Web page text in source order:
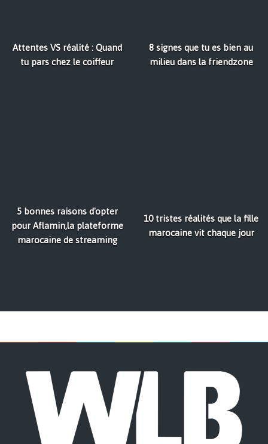
Attentes VS réalité : Quand
tu pars chez le coiffeur
8 signes que tu es bien au
milieu dans la friendzone
5 bonnes raisons d'opter
pour Aflamin,la plateforme
marocaine de streaming
10 tristes réalités que la fille
marocaine vit chaque jour